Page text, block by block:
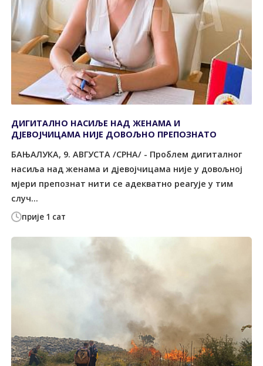
прије 1 сат
ДИГИTАЛНО НАСИЉЕ НАД ЖЕНАМА И
ДЈЕВОЈЧИЦАМА НИЈЕ ДОВОЉНО ПРЕПОЗНАTО
БАЊАЛУКА, 9. АВГУСТА /СРНА/ - Проблем дигиталног
насиља над женама и дјевојчицама није у довољној
мјери препознат нити се адекватно реагује у тим
случ...